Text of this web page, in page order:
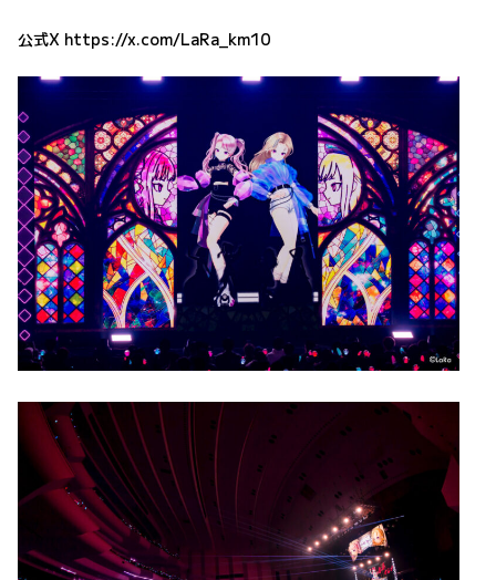
公式X https://x.com/LaRa_km10